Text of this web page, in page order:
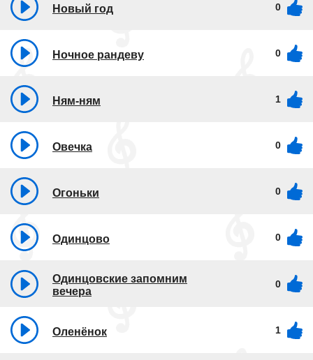
Новый год 0
Ночное рандеву 0
Ням-ням 1
Овечка 0
Огоньки 0
Одинцово 0
Одинцовские запомним
вечера
0
Оленёнок 1